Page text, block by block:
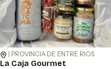
| PROVINCIA DE ENTRE RIOS
La Caja Gourmet